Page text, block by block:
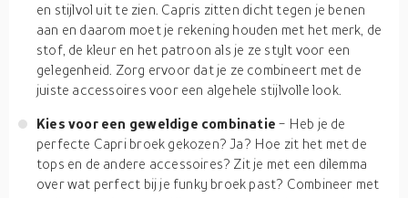
en stijlvol uit te zien. Capris zitten dicht tegen je benen
aan en daarom moet je rekening houden met het merk, de
stof, de kleur en het patroon als je ze stylt voor een
gelegenheid. Zorg ervoor dat je ze combineert met de
juiste accessoires voor een algehele stijlvolle look.
Kies voor een geweldige combinatie- Heb je de
perfecte Capri broek gekozen? Ja? Hoe zit het met de
tops en de andere accessoires? Zit je met een dilemma
over wat perfect bij je funky broek past? Combineer met